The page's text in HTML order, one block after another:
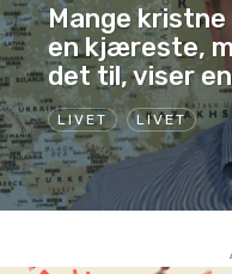
LIVET LIVET
Mange
en kjæreste,
det til, viser